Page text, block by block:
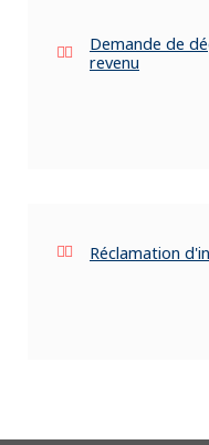
Demande de
revenu
Réclamation